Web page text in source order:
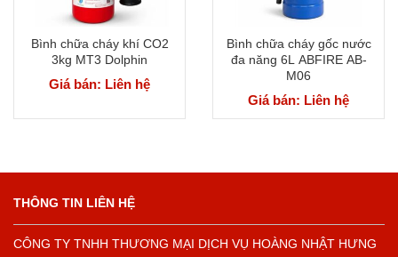
Bình chữa cháy khí CO2
3kg MT3 Dolphin
Giá bán: Liên hệ
Bình chữa cháy gốc nước
đa năng 6L ABFIRE AB-
M06
Giá bán: Liên hệ
THÔNG TIN LIÊN HỆ
CÔNG TY TNHH THƯƠNG MẠI DỊCH VỤ HOÀNG NHẬT HƯNG